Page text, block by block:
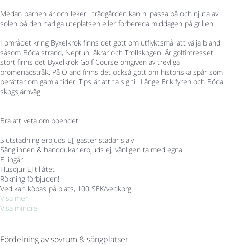
Medan barnen är och leker i trädgården kan ni passa på och njuta av
solen på den härliga uteplatsen eller förbereda middagen på grillen.
I området kring Byxelkrok finns det gott om utflyktsmål att välja bland
såsom Böda strand, Neptuni åkrar och Trollskogen. Är golfintresset
stort finns det Byxelkrok Golf Course omgiven av trevliga
promenadstråk. På Öland finns det också gott om historiska spår som
berättar om gamla tider. Tips är att ta sig till Långe Erik fyren och Böda
skogsjärnväg.
Bra att veta om boendet:
Slutstädning erbjuds EJ, gäster städar själv
Sänglinnen & handdukar erbjuds ej, vänligen ta med egna
El ingår
Husdjur EJ tillåtet
Rökning förbjuden!
Ved kan köpas på plats, 100 SEK/vedkorg
Visa mer
Visa mindre
Fördelning av sovrum & sängplatser